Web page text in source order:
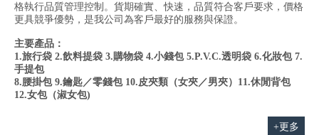
格執行品質管理控制。貨期確實、快速，品質符合客戶要求，價格
更具競爭優勢，是我公司為客戶最好的服務與保證。
主要產品：
1.旅行袋 2.飲料提袋 3.購物袋 4.小錢包 5.P.V.C.透明袋 6.化妝包 7.
手提包
8.腰掛包 9.鑰匙／零錢包 10.皮夾類（女夾／男夾）11.休閒背包
12.女包（淑女包)
+更多